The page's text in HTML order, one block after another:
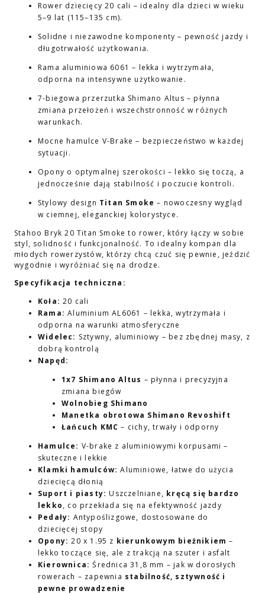
Rower dziecięcy 20 cali – idealny dla dzieci w wieku
5–9 lat (115–135 cm).
Solidne i niezawodne komponenty – pewność jazdy i
długotrwałość użytkowania.
Rama aluminiowa 6061 – lekka i wytrzymała,
odporna na intensywne użytkowanie.
7-biegowa przerzutka Shimano Altus – płynna
zmiana przełożeń i wszechstronność w różnych
warunkach.
Mocne hamulce V-Brake – bezpieczeństwo w każdej
sytuacji.
Opony o optymalnej szerokości – lekko się toczą, a
jednocześnie dają stabilność i poczucie kontroli.
Stylowy design Titan Smoke – nowoczesny wygląd
w ciemnej, eleganckiej kolorystyce.
Stahoo Bryk 20 Titan Smoke to rower, który łączy w sobie
styl, solidność i funkcjonalność. To idealny kompan dla
młodych rowerzystów, którzy chcą czuć się pewnie, jeździć
wygodnie i wyróżniać się na drodze.
Specyfikacja techniczna:
Koła: 20 cali
Rama: Aluminium AL6061 – lekka, wytrzymała i
odporna na warunki atmosferyczne
Widelec: Sztywny, aluminiowy – bez zbędnej masy, z
dobrą kontrolą
Napęd:
1x7 Shimano Altus – płynna i precyzyjna
zmiana biegów
Wolnobieg Shimano
Manetka obrotowa Shimano Revoshift
Łańcuch KMC – cichy, trwały i odporny
Hamulce: V-brake z aluminiowymi korpusami –
skuteczne i lekkie
Klamki hamulców: Aluminiowe, łatwe do użycia
dziecięcą dłonią
Suport i piasty: Uszczelniane, kręcą się bardzo
lekko, co przekłada się na efektywność jazdy
Pedały: Antypoślizgowe, dostosowane do
dziecięcej stopy
Opony: 20 x 1.95 z kierunkowym bieżnikiem –
lekko toczące się, ale z trakcją na szuter i asfalt
Kierownica: Średnica 31,8 mm – jak w dorosłych
rowerach – zapewnia stabilność, sztywność i
pewne prowadzenie